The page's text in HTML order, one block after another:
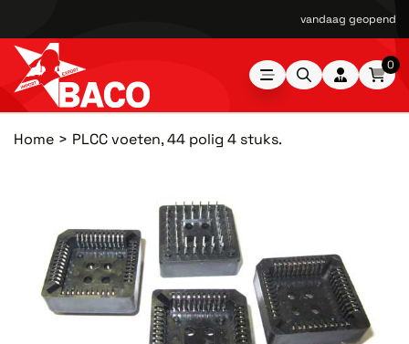
vandaag geopend
0
Home PLCC voeten, 44 polig 4 stuks.